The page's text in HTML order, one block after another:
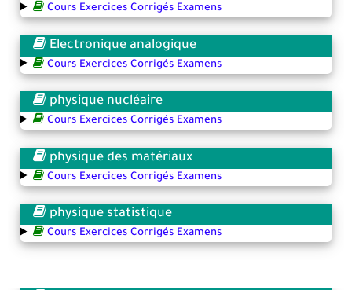
Cours Exercices Corrigés Examens
Electronique analogique
Cours Exercices Corrigés Examens
physique nucléaire
Cours Exercices Corrigés Examens
physique des matériaux
Cours Exercices Corrigés Examens
physique statistique
Cours Exercices Corrigés Examens